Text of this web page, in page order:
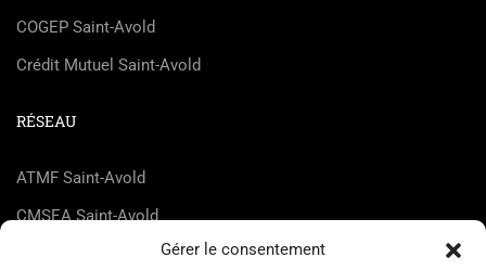
Gérer le consentement
COGEP Saint-Avold
Crédit Mutuel Saint-Avold
RÉSEAU
ATMF Saint-Avold
CMSEA Saint-Avold